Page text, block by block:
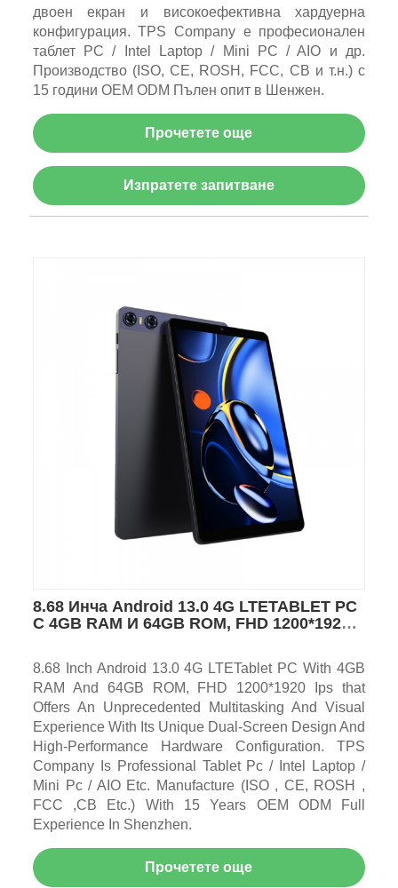
двоен екран и високоефективна хардуерна
конфигурация. TPS Company е професионален
таблет PC / Intel Laptop / Mini PC / AIO и др.
Производство (ISO, CE, ROSH, FCC, CB и т.н.) с
15 години OEM ODM Пълен опит в Шенжен.
Прочетете още
Изпратете запитване
8.68 Инча Android 13.0 4G LTETABLET PC
С 4GB RAM И 64GB ROM, FHD 1200*1920
8.68 Inch Android 13.0 4G LTETablet PC With 4GB
RAM And 64GB ROM, FHD 1200*1920 Ips that
Offers An Unprecedented Multitasking And Visual
Experience With Its Unique Dual-Screen Design And
High-Performance Hardware Configuration. TPS
Company Is Professional Tablet Pc / Intel Laptop /
Mini Pc / AIO Etc. Manufacture (ISO , CE, ROSH ,
FCC ,CB Etc.) With 15 Years OEM ODM Full
Experience In Shenzhen.
Прочетете още